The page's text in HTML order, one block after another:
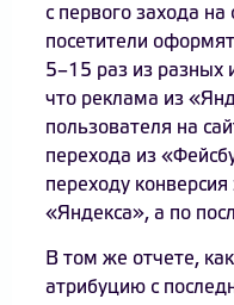
с первого захода
посетители
5–15 раз из разных
что реклама из
пользователя на
перехода из
переходу
«Яндекса», а по
В том же отчете,
атрибуцию с